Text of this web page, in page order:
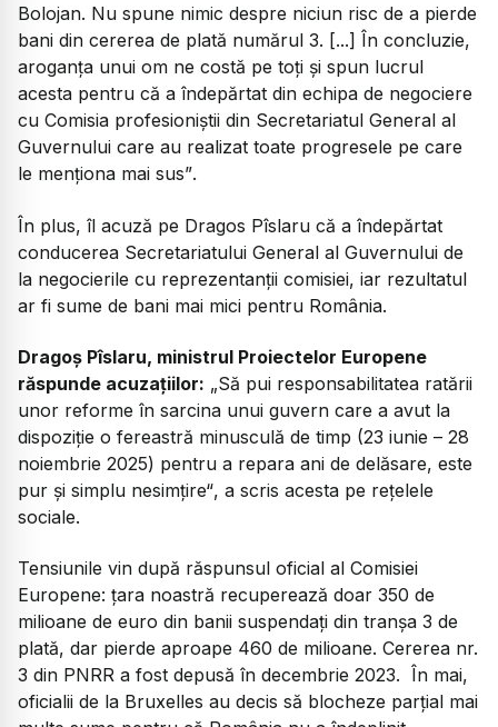
Bolojan. Nu spune nimic despre niciun risc de a pierde
bani din cererea de plată numărul 3. [...] În concluzie,
aroganța unui om ne costă pe toți și spun lucrul
acesta pentru că a îndepărtat din echipa de negociere
cu Comisia profesioniștii din Secretariatul General al
Guvernului care au realizat toate progresele pe care
le menționa mai sus”.
În plus, îl acuză pe Dragos Pîslaru că a îndepărtat
conducerea Secretariatului General al Guvernului de
la negocierile cu reprezentanții comisiei, iar rezultatul
ar fi sume de bani mai mici pentru România.
Dragoș Pîslaru, ministrul Proiectelor Europene
răspunde acuzațiilor: „Să pui responsabilitatea ratării
unor reforme în sarcina unui guvern care a avut la
dispoziție o fereastră minusculă de timp (23 iunie – 28
noiembrie 2025) pentru a repara ani de delăsare, este
pur și simplu nesimțire“, a scris acesta pe rețelele
sociale.
Tensiunile vin după răspunsul oficial al Comisiei
Europene: țara noastră recuperează doar 350 de
milioane de euro din banii suspendați din tranșa 3 de
plată, dar pierde aproape 460 de milioane. Cererea nr.
3 din PNRR a fost depusă în decembrie 2023. În mai,
oficialii de la Bruxelles au decis să blocheze parțial mai